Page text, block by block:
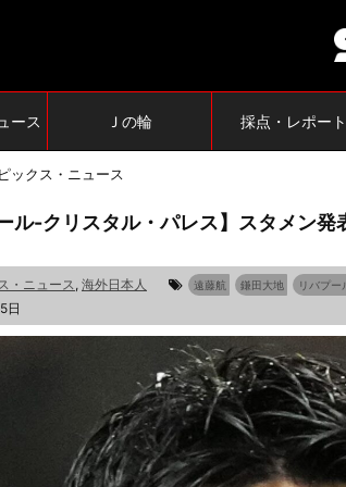
ース Ｊの輪 採点・レポート
ックス・ニュース
ール-クリスタル・パレス】スタメン
・ニュース, 海外日本人 遠藤航 鎌田大地 リバプー
日